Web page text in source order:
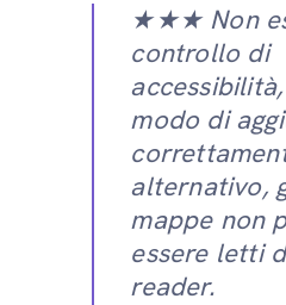
★★★ Non
controllo di
modo di
alternativo,
mappe non
essere letti
reader.